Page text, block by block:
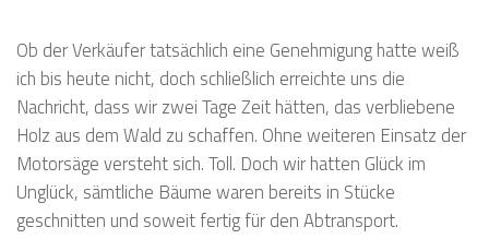
Ob der Verkäufer tatsächlich eine Genehmigung hatte weiß
ich bis heute nicht, doch schließlich erreichte uns die
Nachricht, dass wir zwei Tage Zeit hätten, das verbliebene
Holz aus dem Wald zu schaffen. Ohne weiteren Einsatz der
Motorsäge versteht sich. Toll. Doch wir hatten Glück im
Unglück, sämtliche Bäume waren bereits in Stücke
geschnitten und soweit fertig für den Abtransport.